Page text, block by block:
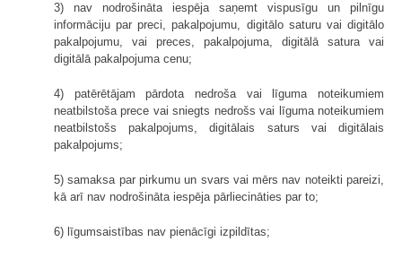
3) nav nodrošināta iespēja saņemt vispusīgu un pilnīgu
informāciju par preci, pakalpojumu, digitālo saturu vai digitālo
pakalpojumu, vai preces, pakalpojuma, digitālā satura vai
digitālā pakalpojuma cenu;
4) patērētājam pārdota nedroša vai līguma noteikumiem
neatbilstoša prece vai sniegts nedrošs vai līguma noteikumiem
neatbilstošs pakalpojums, digitālais saturs vai digitālais
pakalpojums;
5) samaksa par pirkumu un svars vai mērs nav noteikti pareizi,
kā arī nav nodrošināta iespēja pārliecināties par to;
6) līgumsaistības nav pienācīgi izpildītas;